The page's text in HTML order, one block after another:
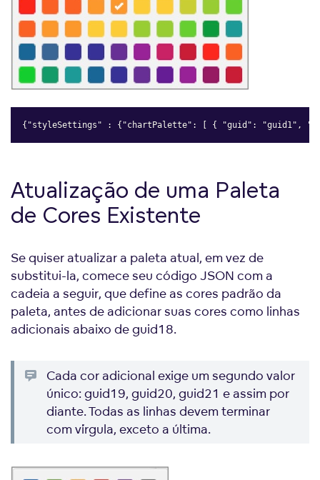
{"styleSettings" : {"chartPalette": [ { "guid":Copy
Atualização de uma Paleta
de Cores Existente
Se quiser atualizar a paleta atual, em vez de
substitui-la, comece seu código JSON com a
cadeia a seguir, que define as cores padrão da
paleta, antes de adicionar suas cores como linhas
adicionais abaixo de guid18.
Cada cor adicional exige um segundo valor
único: guid19, guid20, guid21 e assim por
diante. Todas as linhas devem terminar
com vírgula, exceto a última.